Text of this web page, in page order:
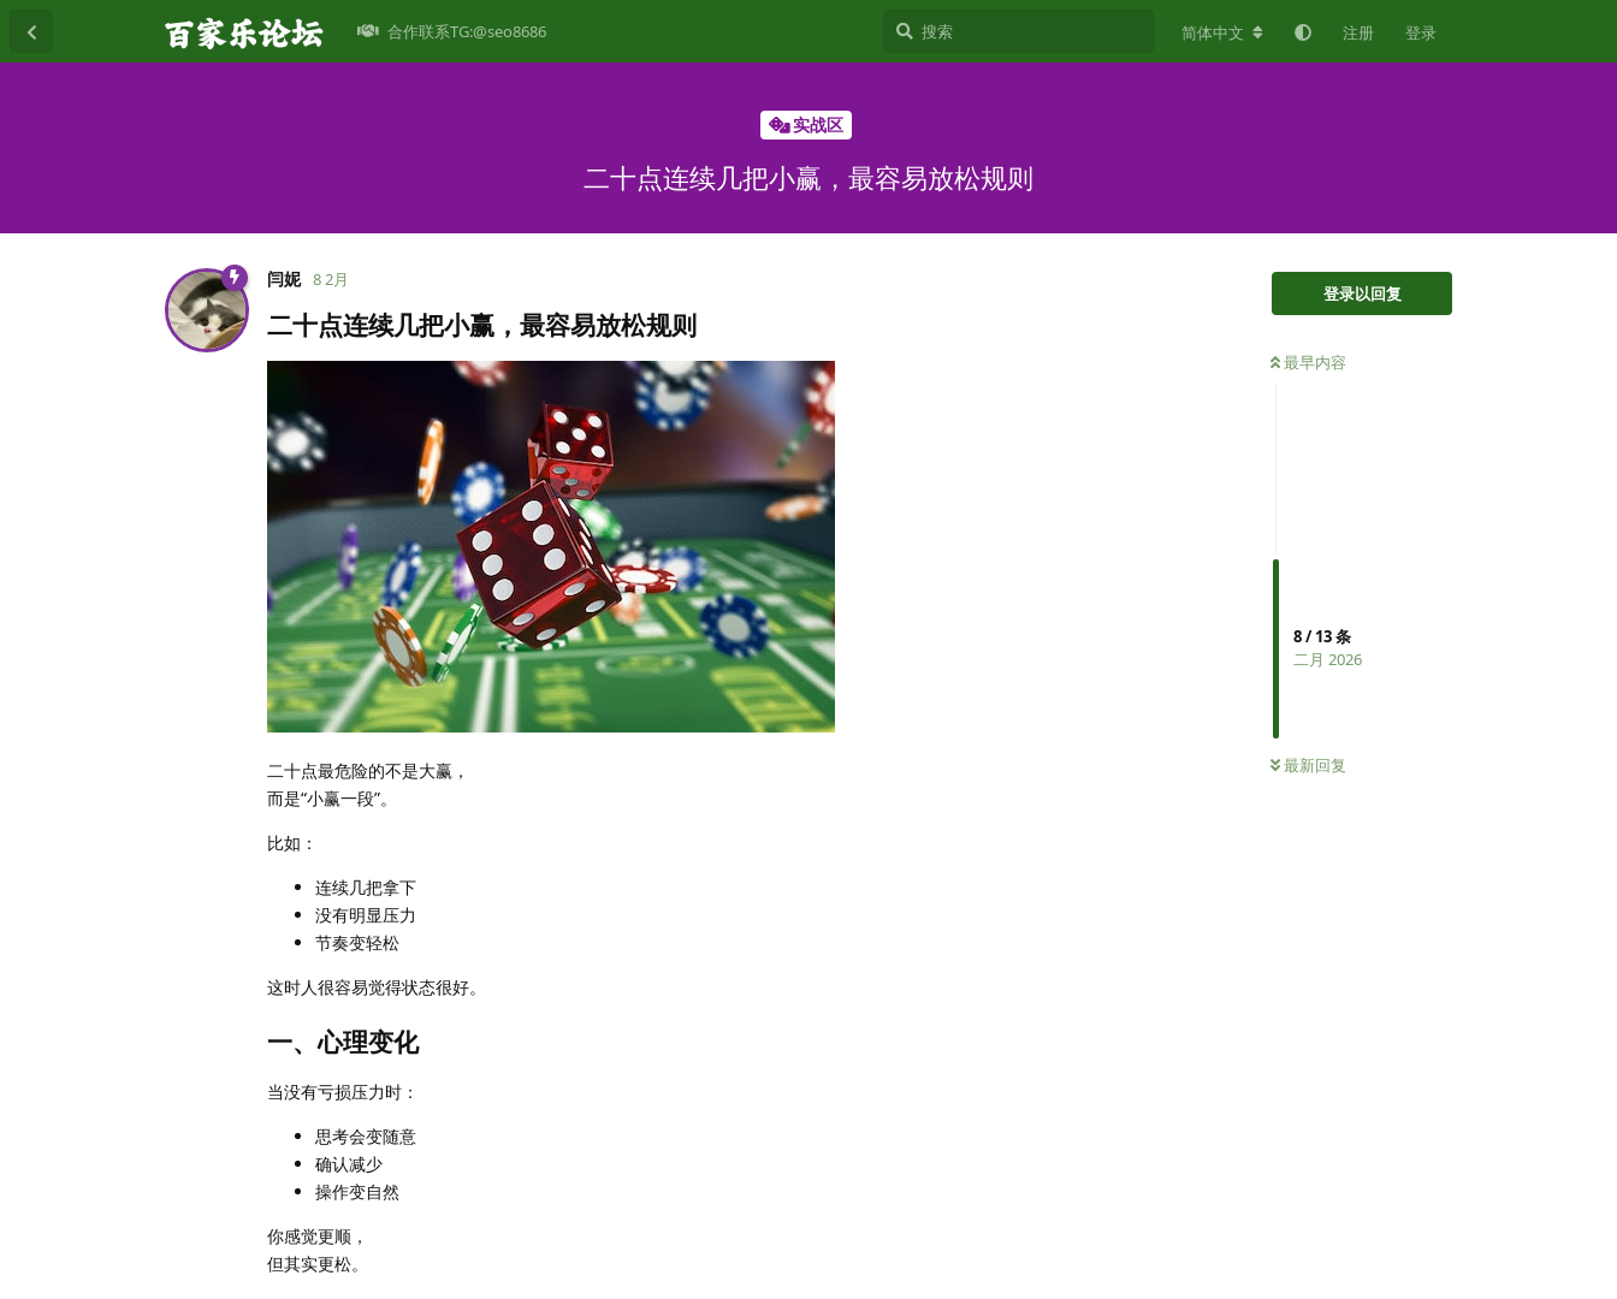
合作联系TG:@seo8686 简体中文 注册 登录
实战区
二十点连续几把小赢，最容易放松规则
登录以回复
最早内容
8/13条
二月 2026
最新回复
闫妮 8 2月
二十点连续几把小赢，最容易放松规则
二十点最危险的不是大赢，
而是“小赢一段”。
比如：
连续几把拿下
没有明显压力
节奏变轻松
这时人很容易觉得状态很好。
一、心理变化
当没有亏损压力时：
思考会变随意
确认减少
操作变自然
你感觉更顺，
但其实更松。